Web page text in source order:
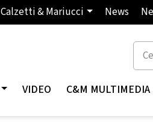
Calzetti & Mariucci News
VIDEO C&M MULTIMEDIA